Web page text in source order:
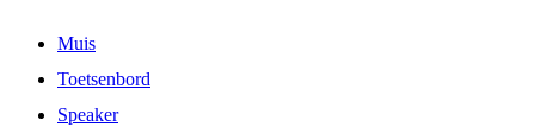
Muis
Toetsenbord
Speaker